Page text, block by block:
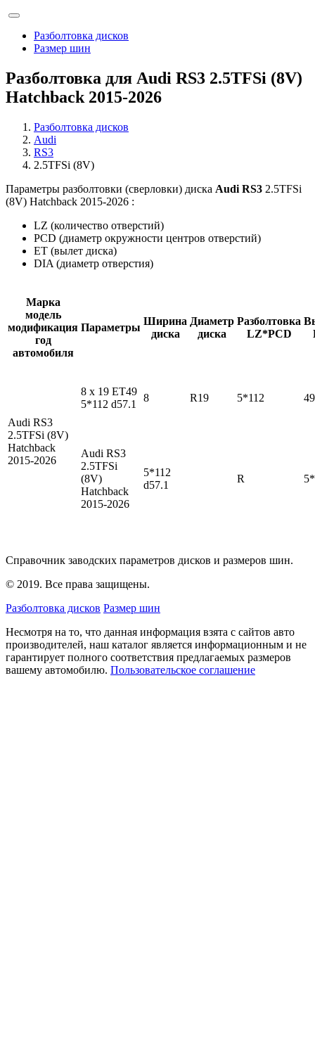
Разболтовка дисков
Размер шин
Разболтовка для Audi RS3 2.5TFSi (8V)
Hatchback 2015-2026
Разболтовка дисков
Audi
RS3
2.5TFSi (8V)
Параметры разболтовки (сверловки) диска Audi RS3 2.5TFSi
(8V) Hatchback 2015-2026 :
LZ (количество отверстий)
PCD (диаметр окружности центров отверстий)
ET (вылет диска)
DIA (диаметр отверстия)
Марка
модель
модификация
год
автомобиля
Параметры
Ширина
диска
Диаметр
диска
Разболтовка
LZ*PCD
Audi RS3
2.5TFSi (8V)
Hatchback
2015-2026
8 x 19 ET49
5*112 d57.1
8 R19 5*112 49
Audi RS3
2.5TFSi
(8V)
Hatchback
2015-2026
5*112
d57.1
R
Справочник заводских параметров дисков и размеров шин.
© 2019. Все права защищены.
Разболтовка дисков Размер шин
Несмотря на то, что данная информация взята с сайтов авто
производителей, наш каталог является информационным и не
гарантирует полного соответствия предлагаемых размеров
вашему автомобилю. Пользовательское соглашение